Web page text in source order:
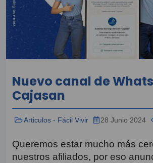
Nuevo canal de
Cajasan
Articulos - Fácil Vivir 28 Junio 2024
Queremos estar mucho más
nuestros afiliados, por eso